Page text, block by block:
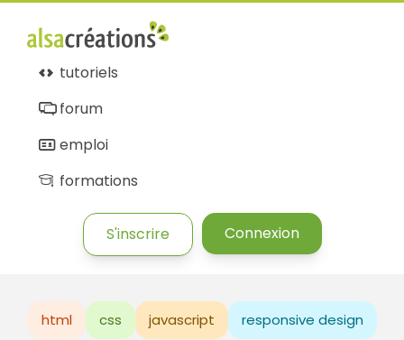
tutoriels
forum
emploi
formations
S'inscrire Connexion
html css javascript responsive design